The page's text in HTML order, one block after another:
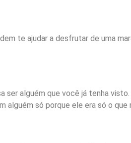
te ajudar a desfrutar de uma
alguém que você já tenha
alguém só porque ele era só o que